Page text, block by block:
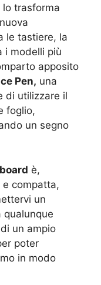
lo trasforma
le tastiere, la
i modelli più
apposito
Pen, una
di utilizzare il
foglio,
un segno
è,
compatta,
un
un ampio
poter
in modo